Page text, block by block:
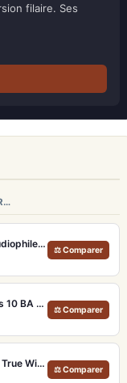
filaire. Ses
Bowers & Wilkins PX7 S2e – Casque audiophile sans fil ANC 30h
⚖ Comparer
FiiO FA19 – Écouteurs intra-auriculaires 10 BA Knowles avec technologie S.Turbo
⚖ Comparer
Technics EAH-AZ100 Noir – Écouteurs True Wireless audiophiles avec drivers MFD et autonomie 29h
⚖ Comparer